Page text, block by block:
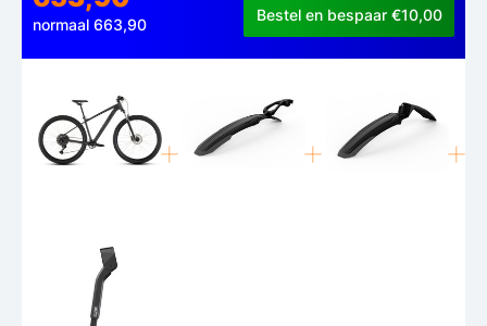
normaal 663,90
Bestel en bespaar €10,00